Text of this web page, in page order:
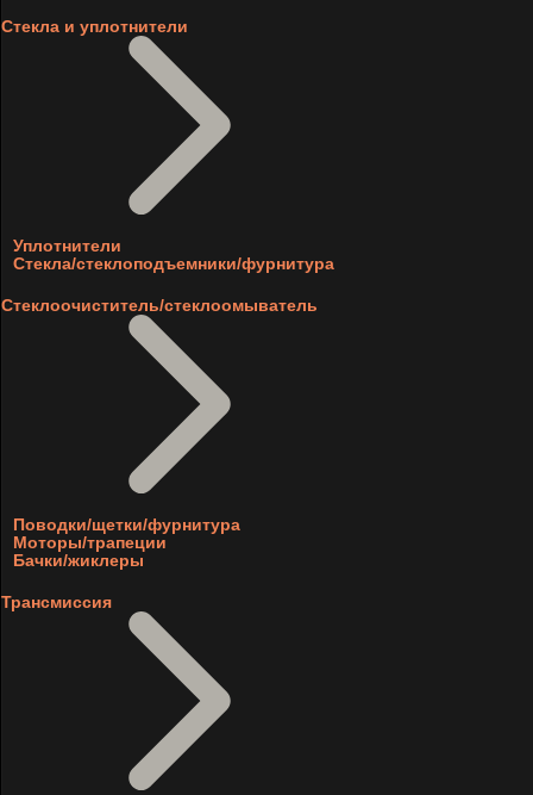
Стекла и уплотнители
Уплотнители
Стекла/стеклоподъемники/фурнитура
Стеклоочиститель/стеклоомыватель
Поводки/щетки/фурнитура
Моторы/трапеции
Бачки/жиклеры
Трансмиссия